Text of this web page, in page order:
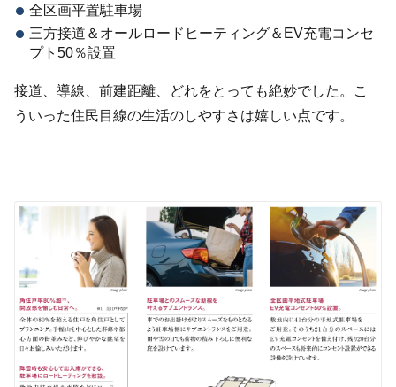
全区画平置駐車場
三方接道＆オールロードヒーティング＆EV充電コンセ
プト50％設置
接道、導線、前建距離、どれをとっても絶妙でした。こ
ういった住民目線の生活のしやすさは嬉しい点です。